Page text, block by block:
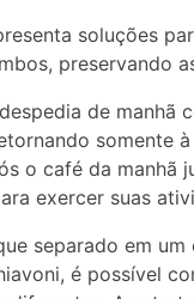
soluções
preservando
de manhã
somente
o café da manhã
exercer suas
separado em um
é possível